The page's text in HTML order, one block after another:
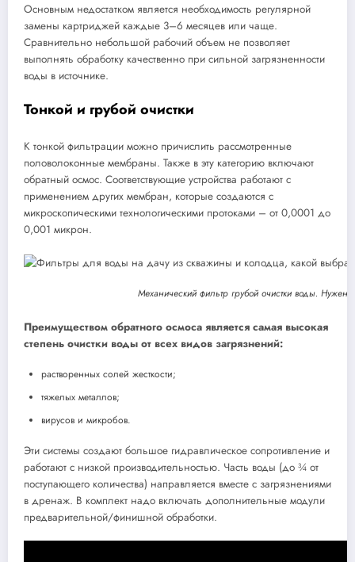
Основным недостатком является необходимость регулярной
замены картриджей каждые 3–6 месяцев или чаще.
Сравнительно небольшой рабочий объем не позволяет
выполнять обработку качественно при сильной загрязненности
воды в источнике.
Тонкой и грубой очистки
К тонкой фильтрации можно причислить рассмотренные
половолоконные мембраны. Также в эту категорию включают
обратный осмос. Соответствующие устройства работают с
применением других мембран, которые создаются с
микроскопическими технологическими протоками – от 0,0001 до
0,001 микрон.
Механический фильтр грубой очистки воды.
Преимуществом обратного осмоса является самая высокая
степень очистки воды от всех видов загрязнений:
растворенных солей жесткости;
тяжелых металлов;
вирусов и микробов.
Эти системы создают большое гидравлическое сопротивление и
работают с низкой производительностью. Часть воды (до ¾ от
поступающего количества) направляется вместе с загрязнениями
в дренаж. В комплект надо включать дополнительные модули
предварительной/финишной обработки.